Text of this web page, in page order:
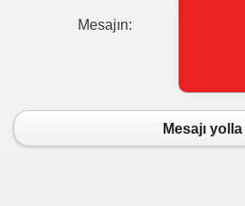
Mesajın:
Mesajı yolla
cihazı23564